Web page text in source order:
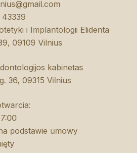
i Implantologii Elidenta
09109 Vilnius
kabinetas
36, 09315 Vilnius
podstawie umowy